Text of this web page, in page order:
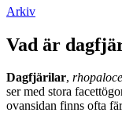
Arkiv
Vad är
Dagfjärilar,
ser med stora
ovansidan finns ofta